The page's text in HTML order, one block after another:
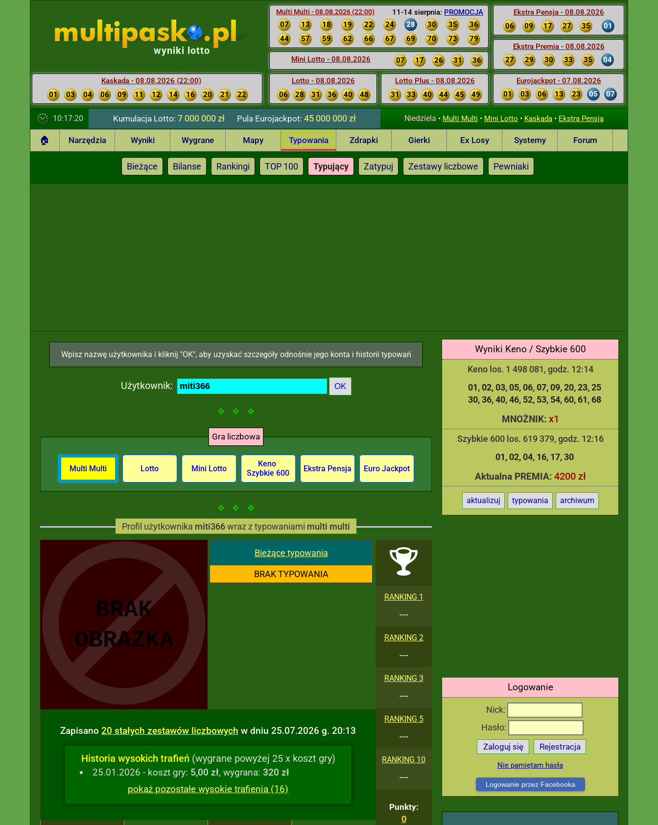
11-14 sierpnia: PROMOCJA
Multi Multi - 08.08.2026 (22:00)
07 13 18 19 22 24 28 30 35
36
44
57 59 62 66 67 69 70 73 79
Mini Lotto - 08.08.2026 07 17 26 31 36
Lotto - 08.08.2026
06
28 31 36 40 48
Lotto Plus - 08.08.2026
31
33 40 44 45 49
Ekstra Pensja - 08.08.2026
06
09 17 27 35 01
Ekstra Premia - 08.08.2026
27
29 30 33 35 04
Eurojackpot - 07.08.2026
01
03 06 13 23 05 07
wyniki lotto
Kaskada - 08.08.2026 (22:00)
01
03 04 06 09 11 12 14 16 20 21 22
10:17:21 Kumulacja Lotto: 7 000 000 zł PulaEurojackpot: 45 000 000 zł Niedziela • Multi Multi • Mini Lotto • Kaskada • Ekstra Pensja
🏠 Narzędzia Wyniki Wygrane Mapy Typowania Zdrapki Gierki Ex Losy Systemy Forum
Bieżące Bilanse Rankingi TOP 100 Typujący Zatypuj Zestawy liczbowe Pewniaki
Wyniki Keno / Szybkie 600
Keno los. 1 498 081, godz. 12:14
01 02 03 05 06 07 09 20 23 25
30 36 40 46 52 53 54 60 61 68
MNOŻNIK: x1
Szybkie 600 los. 619 379, godz. 12:16
01 02 04 16 17 30
Aktualna PREMIA: 4200 zł
aktualizuj typowania archiwum
Logowanie
Nick:
Hasło:
Zaloguj się Rejestracja
Nie pamiętam hasła
Logowanie przez Facebooka
Wpisz nazwę użytkownika i kliknij "OK", aby uzyskać szczegóły odnośnie jego konta i historii typowań
Użytkownik:
Gra liczbowa
Multi Multi Lotto Mini Lotto
Keno
Szybkie 600
Ekstra Pensja Euro Jackpot
Profil użytkownika miti366wraz z typowaniami multi multi
Bieżące typowania
BRAK TYPOWANIA
RANKING 1
---
RANKING 2
---
RANKING 3
---
RANKING 5
---
RANKING 10
---
Punkty:
0
Zapisano 20 stałych zestawów liczbowych w dniu 25.07.2026 g. 20:13
Historia wysokich trafień (wygrane powyżej 25 x koszt gry)
25.01.2026 - koszt gry: 5,00 zł, wygrana: 320 zł
pokaż pozostałe wysokie trafienia (16)